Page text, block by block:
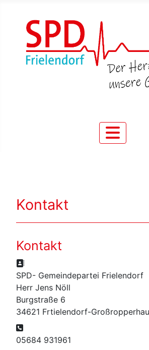
Kontakt
Kontakt
Adresse:
SPD- Gemeindepartei Frielendorf
Herr Jens Nöll
Burgstraße 6
34621 Frtielendorf-
Telefon:
05684 931961